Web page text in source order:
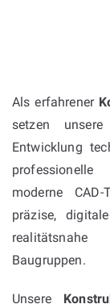
Als erfahrener
setzen unsere
Entwicklung
professionelle
moderne
präzise,
Baugruppen.
Unsere